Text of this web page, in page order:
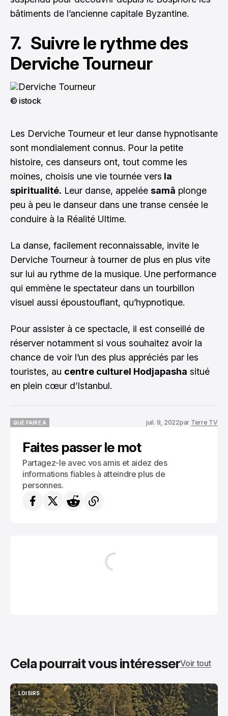
bâtiments de l’ancienne capitale Byzantine.
7. Suivre le rythme des
Derviche Tourneur
© istock
Les Derviche Tourneur et leur danse hypnotisante
sont mondialement connus. Pour la petite
histoire, ces danseurs ont, tout comme les
moines, choisis une vie tournée vers la
spiritualité. Leur danse, appelée samâ plonge
peu à peu le danseur dans une transe censée le
conduire à la Réalité Ultime.
La danse, facilement reconnaissable, invite le
Derviche Tourneur à tourner de plus en plus vite
sur lui au rythme de la musique. Une performance
qui emmène le spectateur dans un tourbillon
visuel aussi époustouflant, qu’hypnotique.
Pour assister à ce spectacle, il est conseillé de
réserver notamment si vous souhaitez avoir la
chance de voir l’un des plus appréciés par les
touristes, au centre culturel Hodjapasha situé
en plein cœur d’Istanbul.
QUE FAIRE A
juil. 9, 2022par Terre TV
Faites passer le mot
Partagez-le avec vos amis et aidez des
informations fiables à atteindre plus de
personnes.
Cela pourrait vous intéresserVoir tout
LOISIRS
LOISIRS